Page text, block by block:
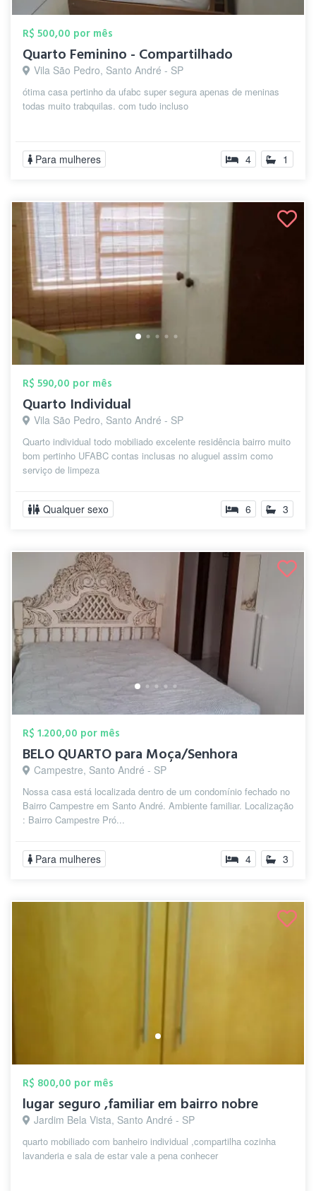
R$ 500,00 por mês
Quarto Feminino - Compartilhado
Vila São Pedro, Santo André - SP
ótima casa pertinho da ufabc super segura apenas de meninas
todas muito trabquilas. com tudo incluso
Para mulheres 4 1
R$ 590,00 por mês
Quarto Individual
Vila São Pedro, Santo André - SP
Quarto individual todo mobiliado excelente residência bairro muito
bom pertinho UFABC contas inclusas no aluguel assim como
serviço de limpeza
Qualquer sexo 6 3
R$ 1.200,00 por mês
BELO QUARTO para Moça/Senhora
Campestre, Santo André - SP
Nossa casa está localizada dentro de um condomínio fechado no
Bairro Campestre em Santo André. Ambiente familiar. Localização
: Bairro Campestre Pró...
Para mulheres 4 3
R$ 800,00 por mês
lugar seguro ,familiar em bairro nobre
Jardim Bela Vista, Santo André - SP
quarto mobiliado com banheiro individual ,compartilha cozinha
lavanderia e sala de estar vale a pena conhecer